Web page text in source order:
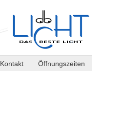
Kontakt Öffnungszeiten